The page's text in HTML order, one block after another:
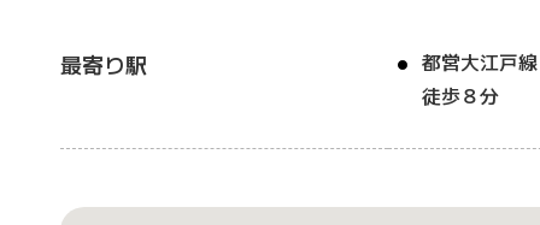
最寄り駅
都営大江戸
徒歩８分